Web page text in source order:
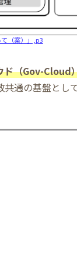
（案）」,p3
ド（Gov-Cloud
共通の基盤とし